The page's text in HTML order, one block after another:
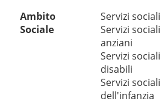
Ambito
Sociale
Servizi sociali
Servizi sociali
anziani
Servizi sociali
disabili
Servizi sociali
dell'infanzia